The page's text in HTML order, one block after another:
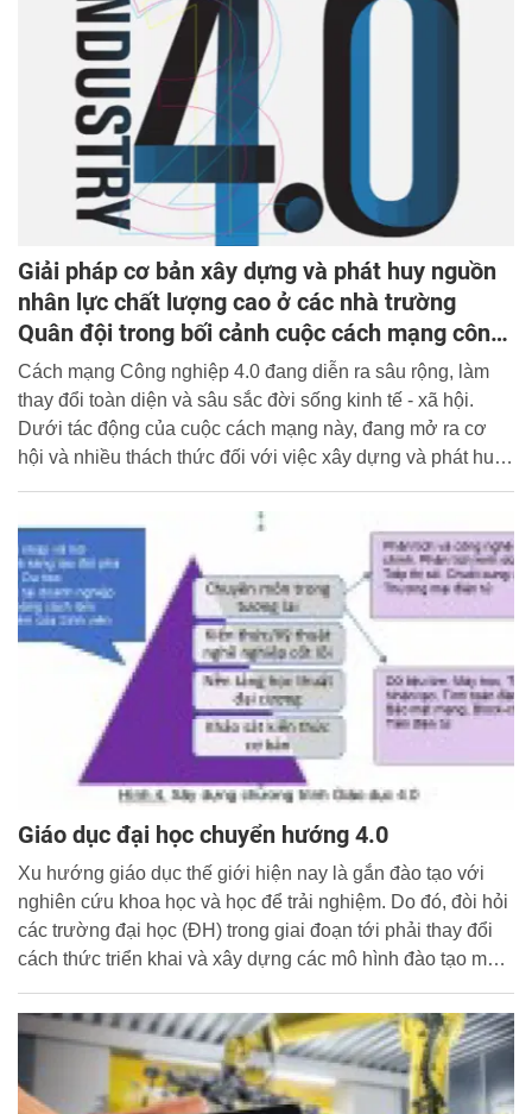
Giải pháp cơ bản xây dựng và phát huy nguồn
nhân lực chất lượng cao ở các nhà trường
Quân đội trong bối cảnh cuộc cách mạng công
nghiệp 4.0
Cách mạng Công nghiệp 4.0 đang diễn ra sâu rộng, làm
thay đổi toàn diện và sâu sắc đời sống kinh tế - xã hội.
Dưới tác động của cuộc cách mạng này, đang mở ra cơ
hội và nhiều thách thức đối với việc xây dựng và phát huy
Giáo dục đại học chuyển hướng 4.0
Xu hướng giáo dục thế giới hiện nay là gắn đào tạo với
nghiên cứu khoa học và học để trải nghiệm. Do đó, đòi hỏi
các trường đại học (ĐH) trong giai đoạn tới phải thay đổi
cách thức triển khai và xây dựng các mô hình đào tạo mới
đào tạo ra nguồn lực tri thức có thể lĩnh hội, đáp ứng được
các yêu cầu của thời đại.